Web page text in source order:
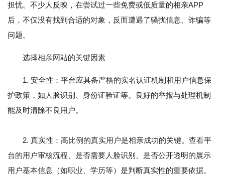
担忧。不少人反映，在尝试过一些免费或低质量的相亲APP
后，不仅没有找到合适的对象，反而遭遇了骚扰信息、诈骗等
问题。
选择相亲网站的关键因素
1. 安全性：平台应具备严格的实名认证机制和用户信息保
护政策，如人脸识别、身份证验证等。良好的举报与处理机制
能及时清除不良用户。
2. 真实性：高比例的真实用户是相亲成功的关键。查看平
台的用户审核流程、是否需要人脸识别、是否公开透明的展示
用户基本信息（如职业、学历等）是判断真实性的重要依据。